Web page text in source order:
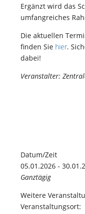
Ergänzt wird das
umfangreiches
Die aktuellen
finden Sie hier.
dabei!
Veranstalter:
Datum/Zeit
05.01.2026 -
Ganztägig
Weitere
Veranstaltungsort: